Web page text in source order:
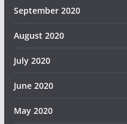
September 2020
August 2020
July 2020
June 2020
May 2020